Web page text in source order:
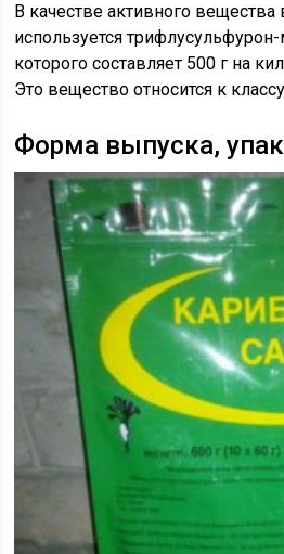
В качестве активного
используется
которого составляет 500 г на
Это вещество относится к
Форма выпуска,